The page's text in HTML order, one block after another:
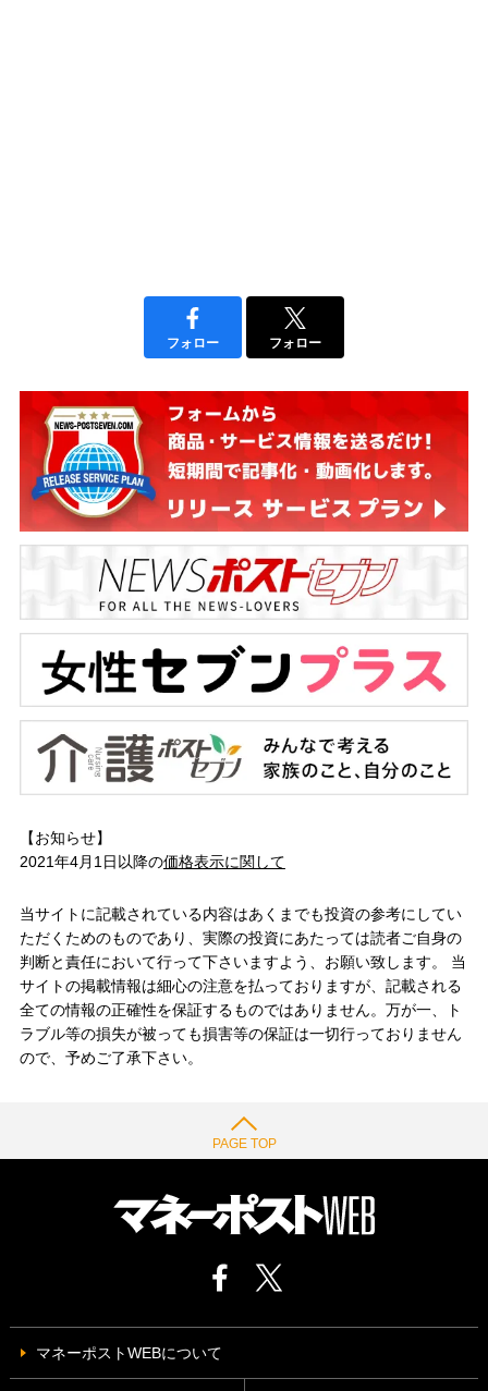
フォロー フォロー
【お知らせ】
2021年4月1日以降の価格表示に関して
当サイトに記載されている内容はあくまでも投資の参考にしてい
ただくためのものであり、実際の投資にあたっては読者ご自身の
判断と責任において行って下さいますよう、お願い致します。 当
サイトの掲載情報は細心の注意を払っておりますが、記載される
全ての情報の正確性を保証するものではありません。万が一、ト
ラブル等の損失が被っても損害等の保証は一切行っておりません
ので、予めご了承下さい。
PAGE TOP
マネーポストWEBについて